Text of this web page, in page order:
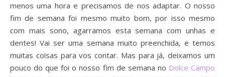
menos uma hora e precisamos de nos adaptar. O nosso
fim de semana foi mesmo muito bom, por isso mesmo
com mais sono, agarramos esta semana com unhas e
dentes! Vai ser uma semana muito preenchida, e temos
muitas coisas para vos contar. Mas para já, deixamos um
pouco do que foi o nosso fim de semana no Dolce Campo